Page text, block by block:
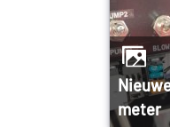
Nieuwe PLX air fuel
meter